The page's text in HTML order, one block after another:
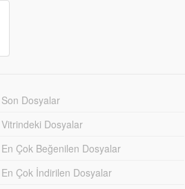
Son Dosyalar
Vitrindeki Dosyalar
En Çok Beğenilen Dosyalar
En Çok İndirilen Dosyalar